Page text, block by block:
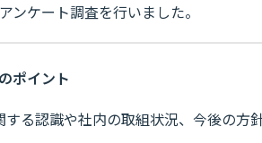
ンケート調査を行いました。
ポイント
する認識や社内の取組状況、今後の方